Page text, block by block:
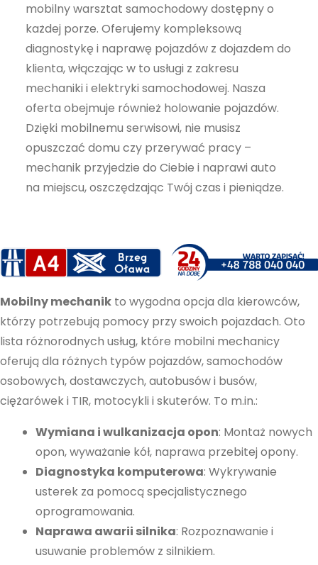
mobilny warsztat samochodowy dostępny o
każdej porze. Oferujemy kompleksową
diagnostykę i naprawę pojazdów z dojazdem do
klienta, włączając w to usługi z zakresu
mechaniki i elektryki samochodowej. Nasza
oferta obejmuje również holowanie pojazdów.
Dzięki mobilnemu serwisowi, nie musisz
opuszczać domu czy przerywać pracy –
mechanik przyjedzie do Ciebie i naprawi auto
na miejscu, oszczędzając Twój czas i pieniądze.
Mobilny mechanik to wygodna opcja dla kierowców,
którzy potrzebują pomocy przy swoich pojazdach. Oto
lista różnorodnych usług, które mobilni mechanicy
oferują dla różnych typów pojazdów, samochodów
osobowych, dostawczych, autobusów i busów,
ciężarówek i TIR, motocykli i skuterów. To m.in.:
Wymiana i wulkanizacja opon: Montaż nowych
opon, wyważanie kół, naprawa przebitej opony.
Diagnostyka komputerowa: Wykrywanie
usterek za pomocą specjalistycznego
oprogramowania.
Naprawa awarii silnika: Rozpoznawanie i
usuwanie problemów z silnikiem.
najlepiej
podczas
twojego
przejścia na nią.
Jeśli odrzucisz
te pliki cookie,
niektóre funkcje
internetowej.
swoje
zainteresowania i
zachowania
podczas
odwiedzania naszej
strony, zwiększasz
szansę na
zobaczenie
spersonalizowanych
treści i ofert.